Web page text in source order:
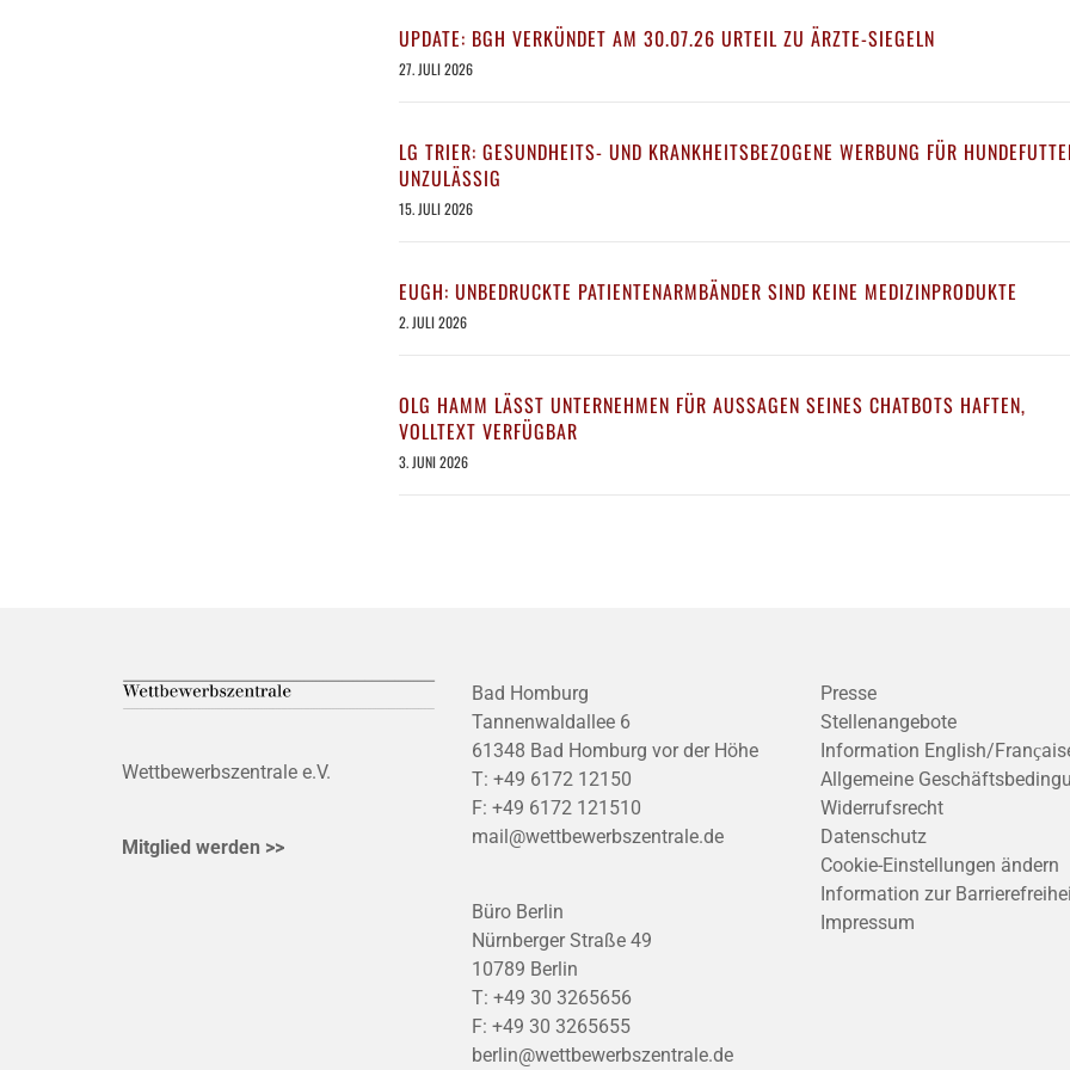
UPDATE: BGH VERKÜNDET AM 30.07.26 URTEIL ZU ÄRZTE-SIEGELN
27. JULI 2026
LG TRIER: GESUNDHEITS- UND KRANKHEITSBEZOGENE WERBUNG FÜR
UNZULÄSSIG
15. JULI 2026
EUGH: UNBEDRUCKTE PATIENTENARMBÄNDER SIND KEINE MEDIZINPRODUKTE
2. JULI 2026
OLG HAMM LÄSST UNTERNEHMEN FÜR AUSSAGEN SEINES CHATBOTS HAFTEN,
VOLLTEXT VERFÜGBAR
3. JUNI 2026
Wettbewerbszentrale e.V.
Mitglied werden >>
Bad Homburg
Tannenwaldallee 6
61348 Bad Homburg vor der Höhe
T: +49 6172 12150
F: +49 6172 121510
mail@wettbewerbszentrale.de
Büro Berlin
Nürnberger Straße 49
10789 Berlin
T: +49 30 3265656
F: +49 30 3265655
berlin@wettbewerbszentrale.de
Presse
Stellenangebote
Information English/
Allgemeine
Widerrufsrecht
Datenschutz
Cookie-Einstellungen ändern
Information zur
Impressum